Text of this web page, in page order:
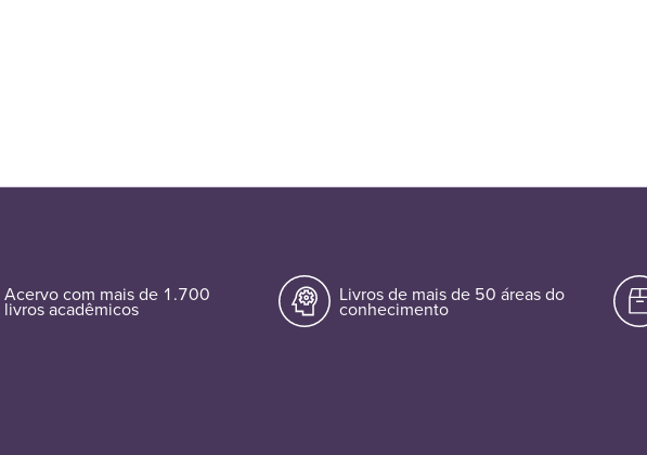
Acervo com mais de 1.700
livros acadêmicos
Livros de mais de 50 áreas do
conhecimento